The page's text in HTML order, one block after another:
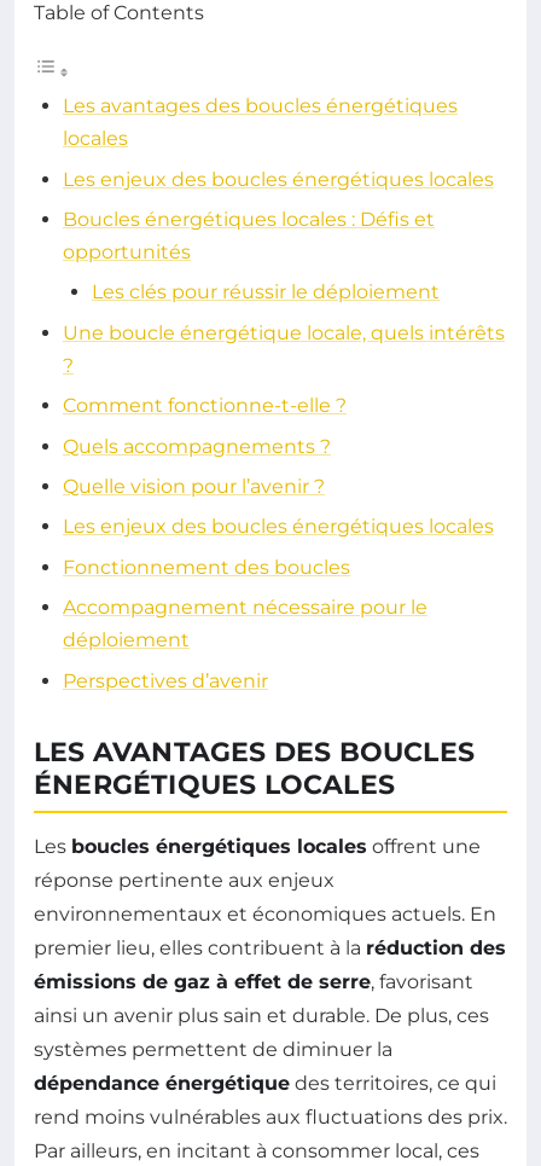
Table of Contents
Les avantages des boucles énergétiques
locales
Les enjeux des boucles énergétiques locales
Boucles énergétiques locales : Défis et
opportunités
Les clés pour réussir le déploiement
Une boucle énergétique locale, quels intérêts
?
Comment fonctionne-t-elle ?
Quels accompagnements ?
Quelle vision pour l’avenir ?
Les enjeux des boucles énergétiques locales
Fonctionnement des boucles
Accompagnement nécessaire pour le
déploiement
Perspectives d’avenir
LES AVANTAGES DES BOUCLES
ÉNERGÉTIQUES LOCALES
Les boucles énergétiques locales offrent une
réponse pertinente aux enjeux
environnementaux et économiques actuels. En
premier lieu, elles contribuent à la réduction des
émissions de gaz à effet de serre, favorisant
ainsi un avenir plus sain et durable. De plus, ces
systèmes permettent de diminuer la
dépendance énergétique des territoires, ce qui
rend moins vulnérables aux fluctuations des prix.
Par ailleurs, en incitant à consommer local, ces